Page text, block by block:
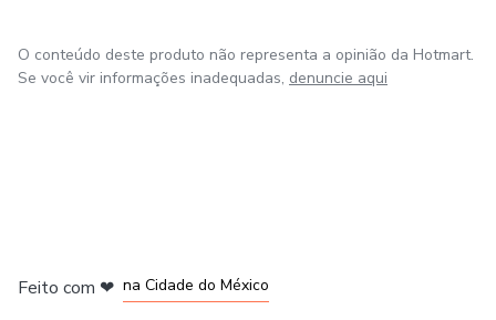
O conteúdo deste produto não representa a opinião da Hotmart.
Se você vir informações inadequadas, denuncie aqui
Feito com ❤ na Cidade do México